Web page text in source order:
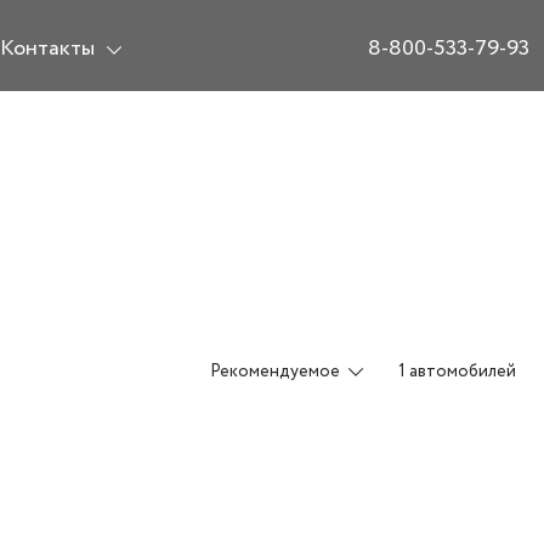
Контакты 8-800-533-79-93
Рекомендуемое 1 автомобилей